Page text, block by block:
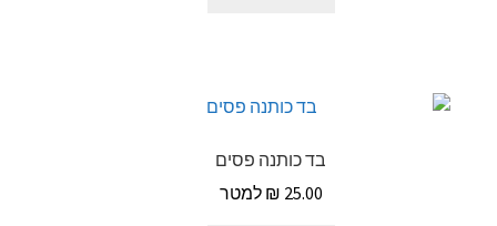
בד כותנה פסים
25.00
₪